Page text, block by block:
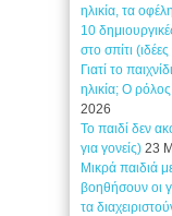
ηλικία, τα
10
στο σπίτι
Γιατί το
ηλικία; Ο
2026
Το παιδί δεν
για γονείς) 23
Μικρά παιδιά
βοηθήσουν οι
τα